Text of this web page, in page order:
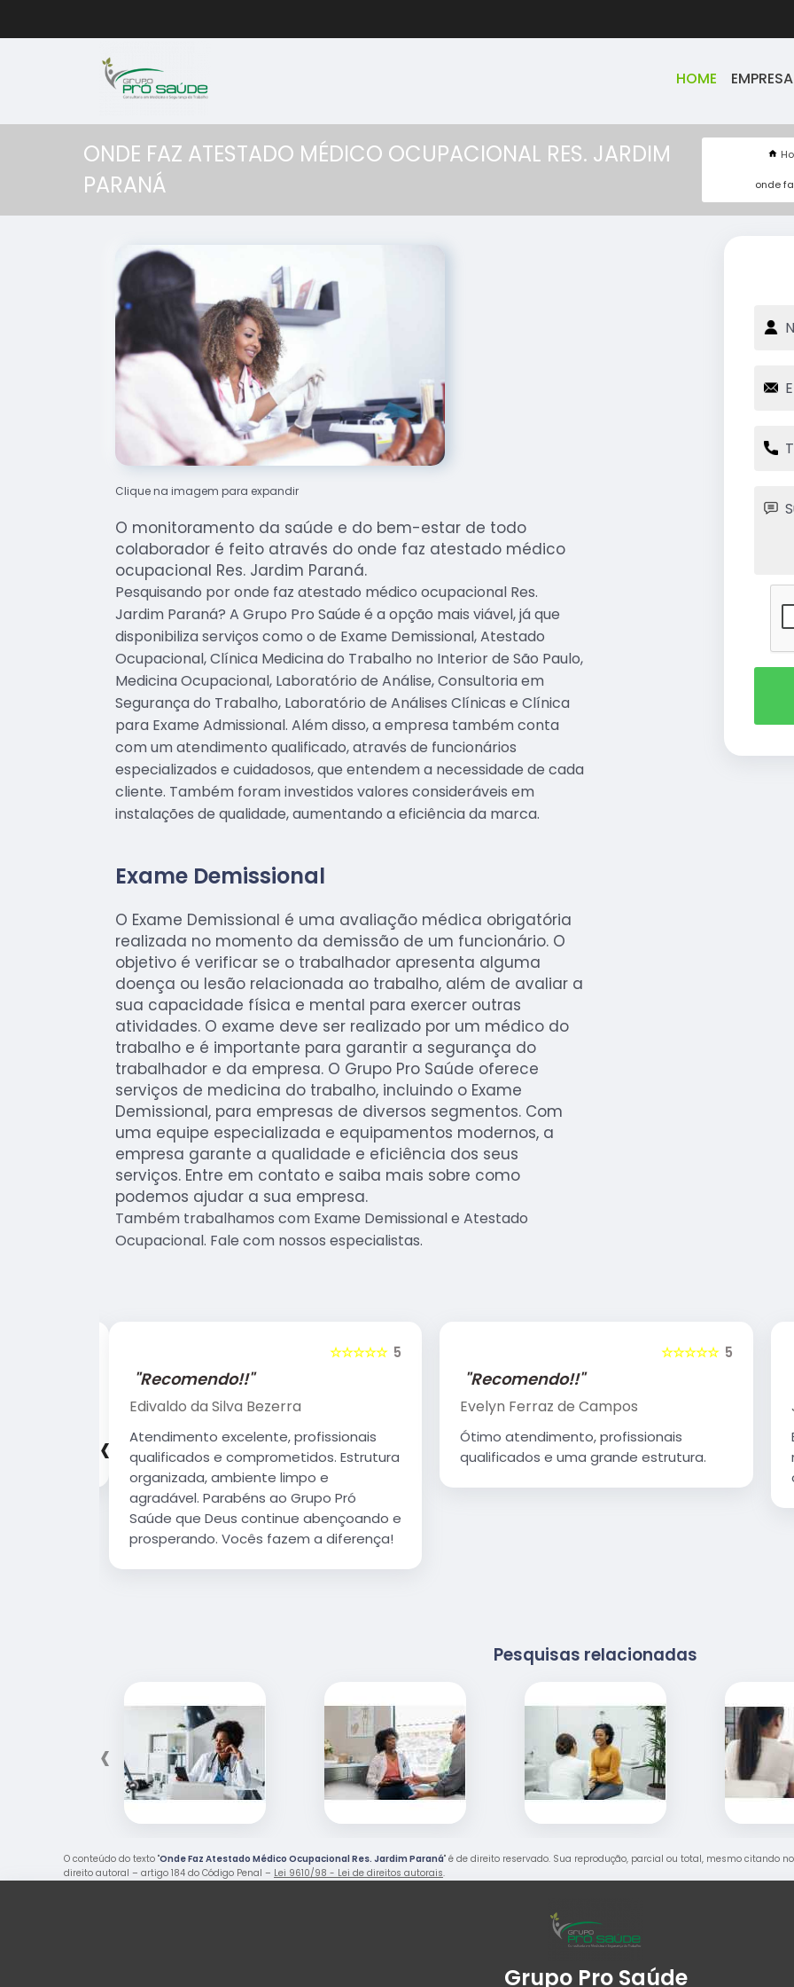
HOME EMPRESA
ONDE FAZ ATESTADO MÉDICO OCUPACIONAL RES. JARDIM
PARANÁ
onde
Clique na imagem para expandir
O monitoramento da saúde e do bem-estar de todo
colaborador é feito através do onde faz atestado médico
ocupacional Res. Jardim Paraná.
Pesquisando por onde faz atestado médico ocupacional Res.
Jardim Paraná? A Grupo Pro Saúde é a opção mais viável, já que
disponibiliza serviços como o de Exame Demissional, Atestado
Ocupacional, Clínica Medicina do Trabalho no Interior de São Paulo,
Medicina Ocupacional, Laboratório de Análise, Consultoria em
Segurança do Trabalho, Laboratório de Análises Clínicas e Clínica
para Exame Admissional. Além disso, a empresa também conta
com um atendimento qualificado, através de funcionários
especializados e cuidadosos, que entendem a necessidade de cada
cliente. Também foram investidos valores consideráveis em
instalações de qualidade, aumentando a eficiência da marca.
Exame Demissional
O Exame Demissional é uma avaliação médica obrigatória
realizada no momento da demissão de um funcionário. O
objetivo é verificar se o trabalhador apresenta alguma
doença ou lesão relacionada ao trabalho, além de avaliar a
sua capacidade física e mental para exercer outras
atividades. O exame deve ser realizado por um médico do
trabalho e é importante para garantir a segurança do
trabalhador e da empresa. O Grupo Pro Saúde oferece
serviços de medicina do trabalho, incluindo o Exame
Demissional, para empresas de diversos segmentos. Com
uma equipe especializada e equipamentos modernos, a
empresa garante a qualidade e eficiência dos seus
serviços. Entre em contato e saiba mais sobre como
podemos ajudar a sua empresa.
Também trabalhamos com Exame Demissional e Atestado
Ocupacional. Fale com nossos especialistas.
5
☆☆☆☆☆
"Recomendo!!"
Evelyn Ferraz de Campos
Ótimo atendimento, profissionais
qualificados e uma grande estrutura.
5
☆☆☆☆☆
"Recomendo!!"
Justini Ayres
Excelente atendimento, profissionais
muito bem treinados, ambiente muito
‹
Pesquisas relacionadas
‹
O conteúdo do texto "Onde Faz Atestado Médico Ocupacional Res. Jardim Paraná" é de direito reservado. Sua reprodução, parcial ou total, mesmo citando
direito autoral – artigo 184 do Código Penal – Lei 9610/98 - Lei de direitos autorais.
Grupo Pro Saúde